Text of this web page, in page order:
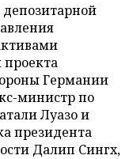
Германии
министр по
Луазо и
президента
Далип Сингх,